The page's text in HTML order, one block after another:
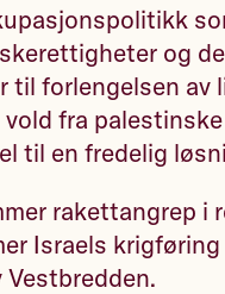
og
til forlengelsen av
fra
til en fredelig
rakettangrep i
Israels